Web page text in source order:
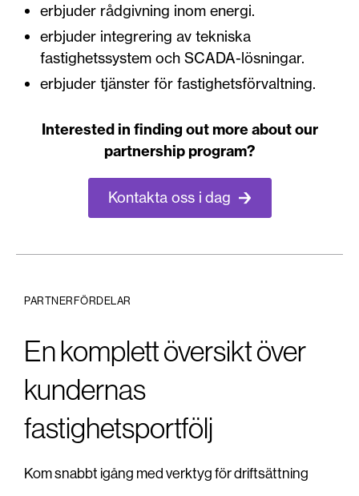
erbjuder rådgivning inom energi.
erbjuder integrering av tekniska
fastighetssystem och SCADA-lösningar.
erbjuder tjänster för fastighetsförvaltning.
Interested in finding out more about our
partnership program?
Kontakta oss i dag
PARTNERFÖRDELAR
En komplett översikt över
kundernas
fastighetsportfölj
Kom snabbt igång med verktyg för driftsättning